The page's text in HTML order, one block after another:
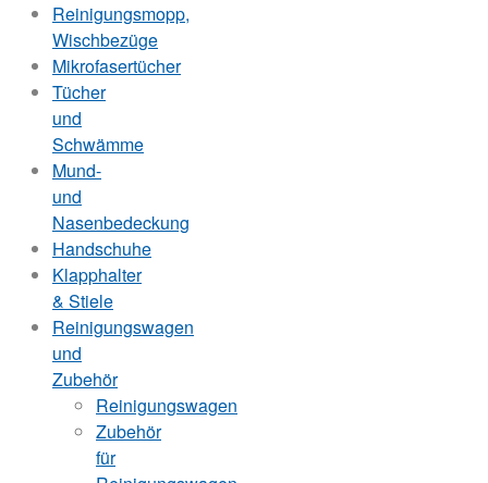
Reinigungsmopp,
Wischbezüge
Mikrofasertücher
Tücher
und
Schwämme
Mund-
und
Nasenbedeckung
Handschuhe
Klapphalter
& Stiele
Reinigungswagen
und
Zubehör
Reinigungswagen
Zubehör
für